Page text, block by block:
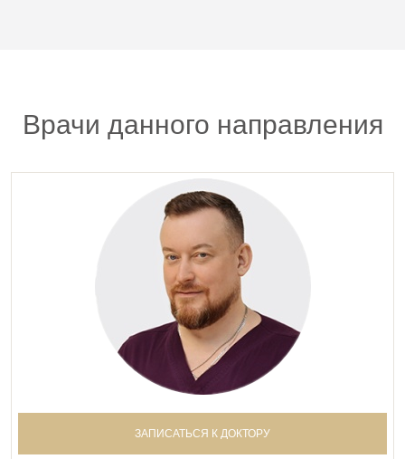
услуга». Услуга предоставления срочной услуги:
Срочная услуга в ближайшее воемя, согласованное с
врачом-специалистом время, оплачивается с учетом
коэффициента, равного 2,5 к установленной стоимости
соответствующей услуги.
Обращаем Ваше внимание на то, что вся
представленная на сайте информация не является
публичной офертой, определяемой положениями
статьи 437 Гражданского кодекса РФ. Сведения о
ценах на услуги Клиники, а также изображения услуг на
фотографиях, представленных на сайте, носят
исключительно информационный характер. Для
Врачи данного направления
ЗАПИСАТЬСЯ К ДОКТОРУ